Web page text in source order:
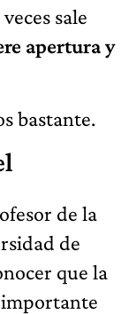
sale
apertura y
bastante.
de la
de
que la